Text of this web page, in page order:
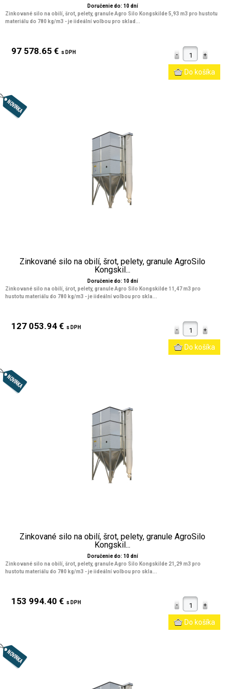
Doručenie do: 10 dní
Zinkované silo na obilí, šrot, pelety, granule Agro Silo Kongskilde 5,93 m3 pro hustotu
materiálu do 780 kg/m3 - je iideální volbou pro sklad...
97 578.65 € s DPH
Zinkované silo na obilí, šrot, pelety, granule AgroSilo
Kongskil...
Doručenie do: 10 dní
Zinkované silo na obilí, šrot, pelety, granule Agro Silo Kongskilde 11,47 m3 pro
hustotu materiálu do 780 kg/m3 - je iideální volbou pro skla...
127 053.94 € s DPH
Zinkované silo na obilí, šrot, pelety, granule AgroSilo
Kongskil...
Doručenie do: 10 dní
Zinkované silo na obilí, šrot, pelety, granule Agro Silo Kongskilde 21,29 m3 pro
hustotu materiálu do 780 kg/m3 - je iideální volbou pro skla...
153 994.40 € s DPH